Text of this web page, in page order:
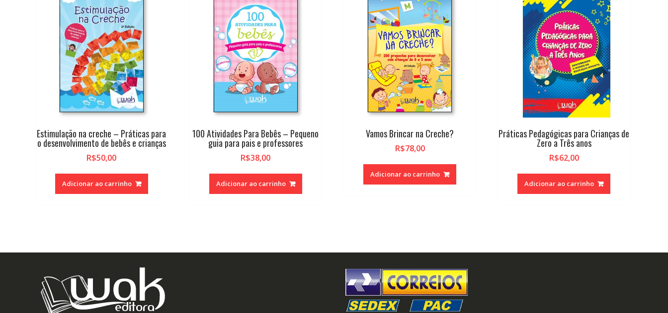
Estimulação na creche – Práticas para
o desenvolvimento de bebês e crianças
R$50,00
Adicionar ao carrinho
100 Atividades Para Bebês – Pequeno
guia para pais e professores
R$38,00
Adicionar ao carrinho
Vamos Brincar na Creche?
R$78,00
Adicionar ao carrinho
Práticas Pedagógicas para Crianças de
Zero a Três anos
R$62,00
Adicionar ao carrinho